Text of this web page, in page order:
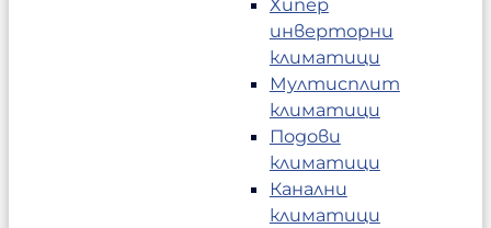
инверторни
климатици
Мултисплит
климатици
Подови
климатици
Канални
климатици